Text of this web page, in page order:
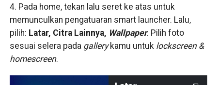
4. Pada home, tekan lalu seret ke atas untuk
memunculkan pengatuaran smart launcher. Lalu,
pilih: Latar, Citra Lainnya, Wallpaper. Pilih foto
sesuai selera pada gallerykamu untuk lockscreen &
homescreen.